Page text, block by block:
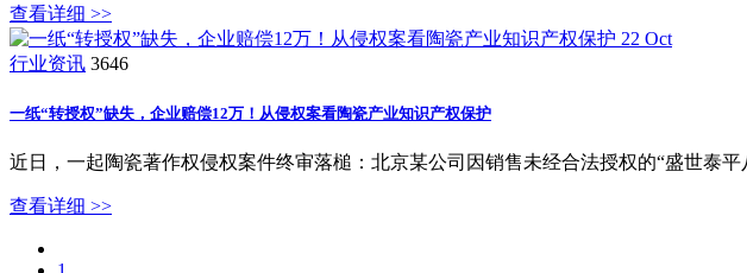
查看详细 >>
22 Oct
行业资讯 3646
一纸“转授权”缺失，企业赔偿12万！从侵权案看陶瓷产业知识产权保护
近日，一起陶瓷著作权侵权案件终审落槌：北京某公司因销售未经合法授权的“盛世泰
查看详细 >>